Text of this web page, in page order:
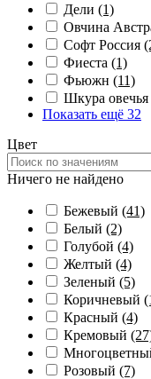
Дели (1)
Овчина
Софт Россия
Фиеста (1)
Фьюжн (11)
Шкура овечья
Показать ещё 32
Цвет
Ничего не найдено
Бежевый (41)
Белый (2)
Голубой (4)
Желтый (4)
Зеленый (5)
Коричневый
Красный (4)
Кремовый
Розовый (7)